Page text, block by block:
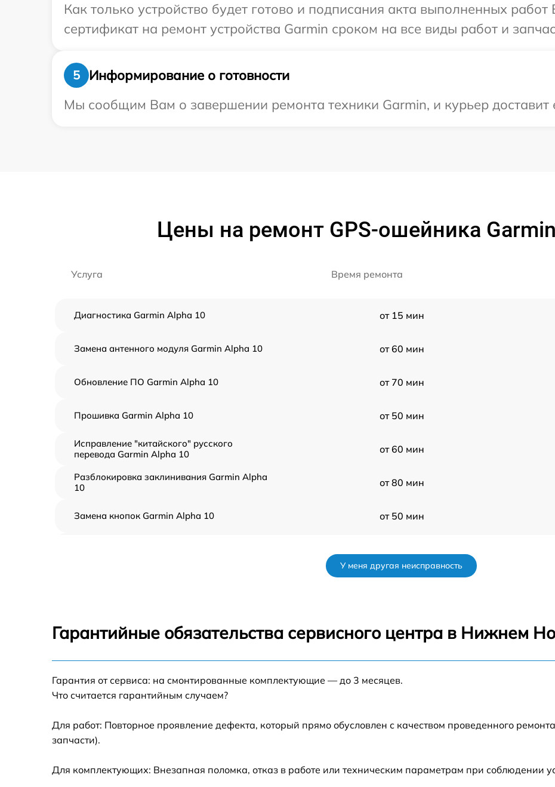
Как только устройство будет готово и подписания акта выполненных
сертификат на ремонт устройства Garmin сроком на все виды работ и
5
Информирование о готовности
Мы сообщим Вам о завершении ремонта техники Garmin, и курьер
Цены на ремонт GPS-ошейника
Услуга Время ремонта
Диагностика Garmin Alpha 10 от 15 мин
Замена антенного модуля Garmin Alpha 10 от 60 мин
Обновление ПО Garmin Alpha 10 от 70 мин
Прошивка Garmin Alpha 10 от 50 мин
Исправление "китайского" русского
перевода Garmin Alpha 10
от 60 мин
Разблокировка заклинивания Garmin Alpha
10
от 80 мин
Замена кнопок Garmin Alpha 10 от 50 мин
Замена датчиков управления, высоты,
движения Garmin Alpha 10
от 60 мин
У меня другая неисправность
Гарантийные обязательства сервисного центра в Нижнем
Гарантия от сервиса: на смонтированные комплектующие — до 3 месяцев.
Что считается гарантийным случаем?
Для работ: Повторное проявление дефекта, который прямо обусловлен с качеством проведенного
запчасти).
Для комплектующих: Внезапная поломка, отказ в работе или техническим параметрам при соблюдении